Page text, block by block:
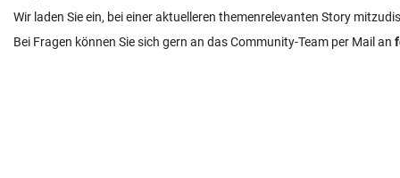
Wir laden Sie ein, bei einer aktuelleren themenrelevanten Story
Bei Fragen können Sie sich gern an das Community-Team per Mail an